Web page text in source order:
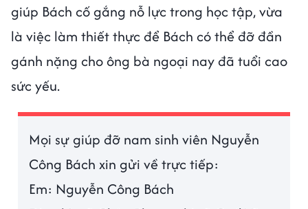
giúp Bách cố gắng nỗ lực trong học tập, vừa
là việc làm thiết thực để Bách có thể đỡ đần
gánh nặng cho ông bà ngoại nay đã tuổi cao
sức yếu.
Mọi sự giúp đỡ nam sinh viên Nguyễn
Công Bách xin gửi về trực tiếp:
Em: Nguyễn Công Bách